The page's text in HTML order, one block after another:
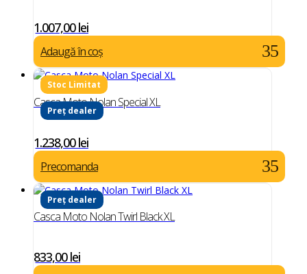
1.007,00lei
Adaugă în coș
Preț dealer
Casca Moto Nolan Special XL
1.238,00lei
Precomanda
Preț dealer
Casca Moto Nolan Twirl Black XL
833,00lei